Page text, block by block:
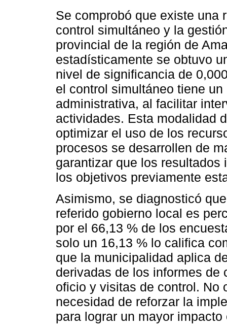
Se comprobó que existe una
control simultáneo y la
provincial de la región de
estadísticamente se obtuvo
nivel de significancia de
el control simultáneo tiene
administrativa, al facilitar
actividades. Esta modalidad
optimizar el uso de los
procesos se desarrollen de
garantizar que los
los objetivos previamente
Asimismo, se diagnosticó
referido gobierno local es
por el 66,13 % de los
solo un 16,13 % lo califica
que la municipalidad aplica
derivadas de los informes de
oficio y visitas de control. No
necesidad de reforzar la
para lograr un mayor